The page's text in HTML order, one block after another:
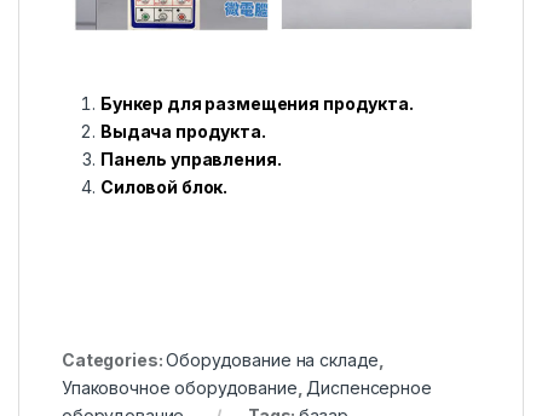
Бункер для размещения продукта.
Выдача продукта.
Панель управления.
Силовой блок.
Categories:Оборудование на складе
Упаковочное оборудование Диспенсерное